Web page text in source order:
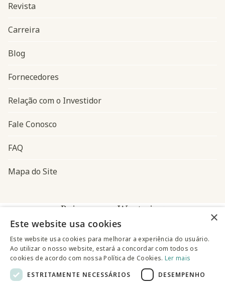
Navegação do rodapé
Revista
Carreira
Blog
Fornecedores
Relação com o Investidor
Fale Conosco
FAQ
Mapa do Site
Baixe o app Westwing
×
Este website usa cookies
Este website usa cookies para melhorar a experiência do usuário.
Ao utilizar o nosso website, estará a concordar com todos os
cookies de acordo com nossa Política de Cookies. Ler mais
ESTRITAMENTE NECESSÁRIOS
DESEMPENHO